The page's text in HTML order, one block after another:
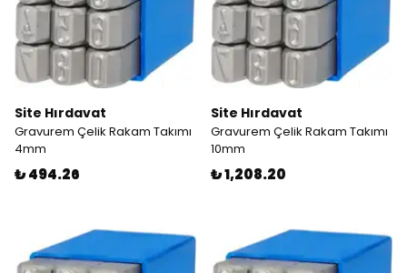
Site Hırdavat
Gravurem Çelik Rakam Takımı
4mm
₺ 494.26
Site Hırdavat
Gravurem Çelik Rakam Takımı
10mm
₺ 1,208.20